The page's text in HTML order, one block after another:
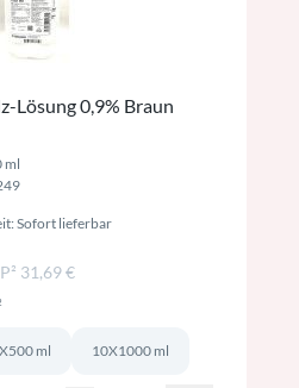
Lösung 0,9% Braun
ml
Sofort lieferbar
inkl. MwSt. ggf. zzgl. Versand
31,69 €
Preise inkl. MwSt. ggf. zzgl. Versand
ml 10X1000 ml